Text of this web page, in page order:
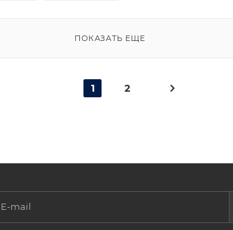
ПОКАЗАТЬ ЕЩЕ
1 2